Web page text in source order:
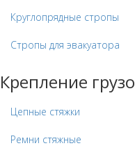
Круглопрядные стропы
Стропы для эвакуатора
Крепление
Цепные стяжки
Ремни стяжные